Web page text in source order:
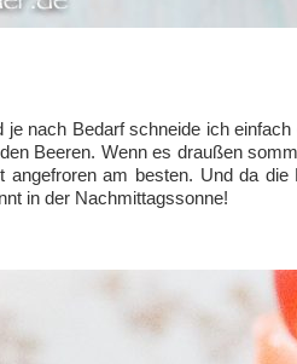
je nach Bedarf schneide ich
Beeren. Wenn es draußen
angefroren am besten. Und da die
in der Nachmittagssonne!